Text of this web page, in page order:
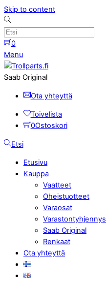
Skip to content
0
Menu
Saab Original
Ota yhteyttä
Toivelista
0Ostoskori
Etsi
Etusivu
Kauppa
Vaatteet
Oheistuotteet
Varaosat
Varastontyhjennys
Saab Original
Renkaat
Ota yhteyttä